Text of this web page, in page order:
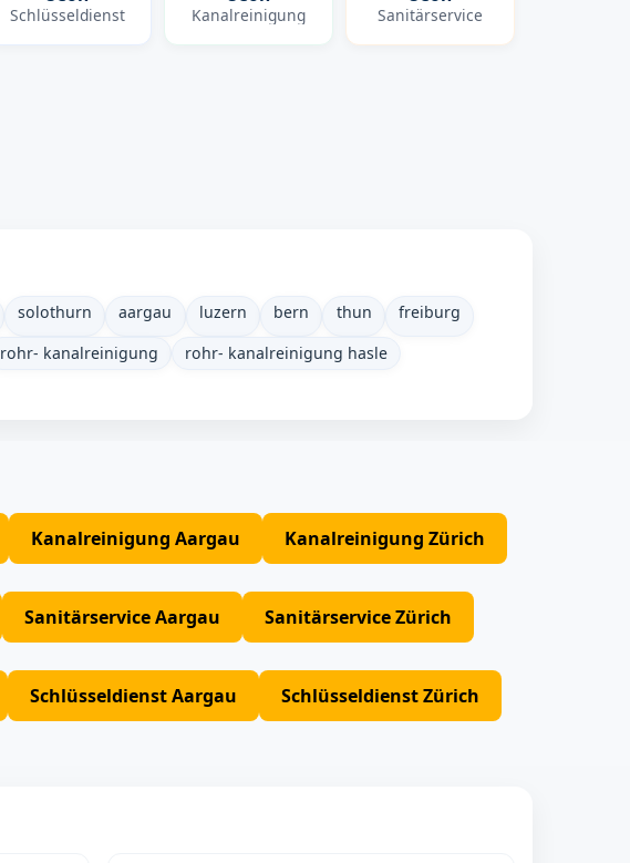
Schlüsseldienst Kanalreinigung Sanitärservice
solothurn aargau luzern bern thun
freiburg
rohr- kanalreinigung
rohr- kanalreinigung hasle
Kanalreinigung Aargau Kanalreinigung Zürich
Sanitärservice Aargau Sanitärservice Zürich
Schlüsseldienst Aargau Schlüsseldienst Zürich